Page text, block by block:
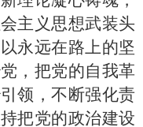
主义思想武装头
永远在路上的坚
，把党的自我革
领，不断强化责
把党的政治建设